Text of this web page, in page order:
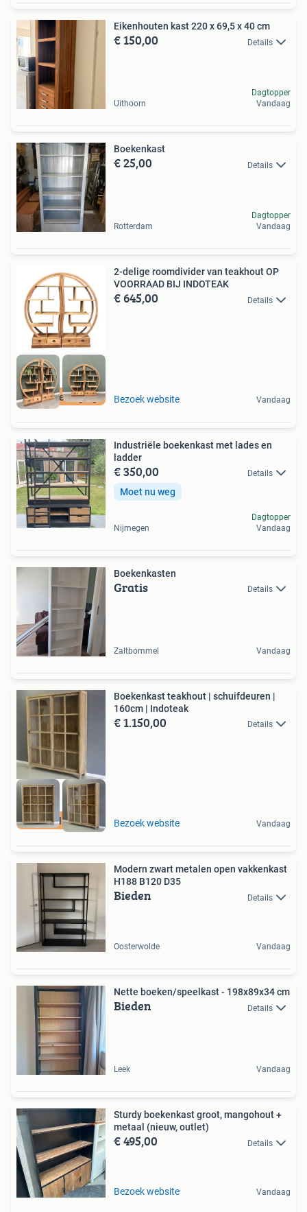
Eikenhouten kast 220 x 69,5 x 40 cm
€ 150,00 Details
Uithoorn
Dagtopper
Vandaag
Boekenkast
€ 25,00 Details
Rotterdam
Dagtopper
Vandaag
Gratis bezorging
2-delige roomdivider van teakhout OP
VOORRAAD BIJ INDOTEAK
€ 645,00 Details
Bezoek website Vandaag
Industriële boekenkast met lades en
ladder
€ 350,00 Details
Moet nu weg
Nijmegen
Dagtopper
Vandaag
Boekenkasten
Gratis Details
Zaltbommel Vandaag
Stijlvolle kast
Boekenkast teakhout | schuifdeuren |
160cm | Indoteak
€ 1.150,00 Details
Bezoek website Vandaag
Modern zwart metalen open vakkenkast
H188 B120 D35
Bieden Details
Oosterwolde Vandaag
Nette boeken/speelkast - 198x89x34 cm
Bieden Details
Leek Vandaag
Sturdy boekenkast groot, mangohout +
metaal (nieuw, outlet)
€ 495,00 Details
Bezoek website Vandaag